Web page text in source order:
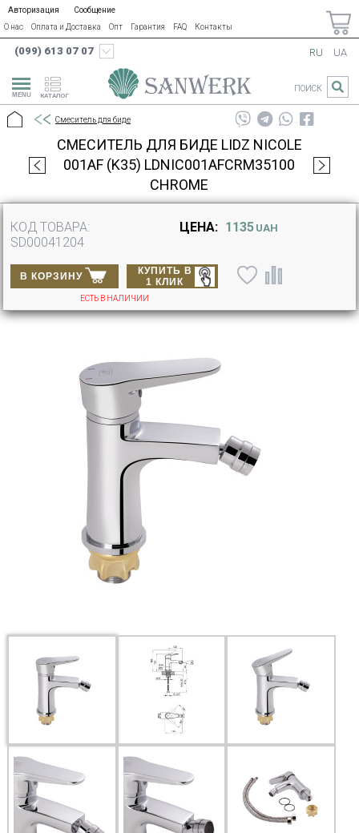
Авторизация
Сообщение
О нас
Оплата и Доставка Опт Гарантия FAQ Контакты
(099) 613 07 07
КАТАЛОГ
RU UA
ПОИСК
Смеситель для биде
СМЕСИТЕЛЬ ДЛЯ БИДЕ LIDZ NICOLE
001AF (K35) LDNIC001AFCRM35100
CHROME
КОД ТОВАРА:
SD00041204
ЦЕНА: 1135 UAH
В КОРЗИНУ
КУПИТЬ В
1 КЛИК
ЕСТЬ В НАЛИЧИИ